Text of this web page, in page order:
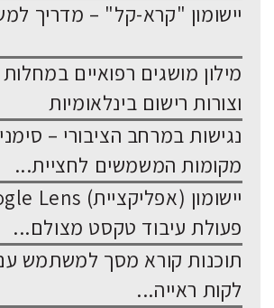
יישומון "קרא-קל" – מדריך
מילון מושגים רפואיים במחלות
וצורות רישום בינלאומיות
נגישות במרחב הציבורי –
מקומות המשמשים לחציית...
פעולת עיבוד טקסט מצולם...
תוכנות קורא מסך למשתמש עם
לקות ראייה...